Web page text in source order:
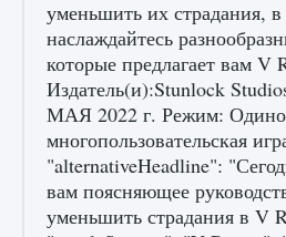
Как получить Thunder Egg в
9 августа 2024 1 244
уменьшить их страдания,
наслаждайтесь
которые предлагает вам V
Издатель(и):Stunlock
МАЯ 2022 г. Режим:
многопользовательская
"alternativeHeadline":
вам поясняющее
уменьшить страдания в V